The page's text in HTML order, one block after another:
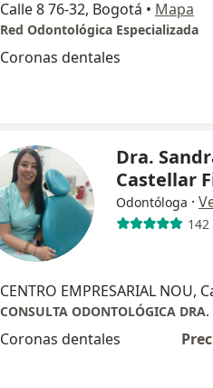
Calle 8 76-32, Bogotá • Mapa
Red Odontológica Especializada
Coronas dentales
Dra.
Castellar
Odontóloga ·
CENTRO EMPRESARIAL NOU,
Coronas dentales